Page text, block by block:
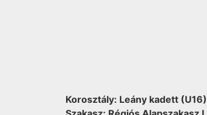
Korosztály: Leány kadett (U16)